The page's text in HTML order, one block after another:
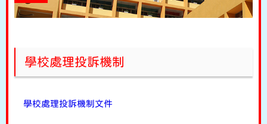
學校處理投訴機制
學校處理投訴機制文件